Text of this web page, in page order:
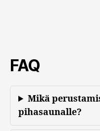
FAQ
Mikä
pihasaunalle?